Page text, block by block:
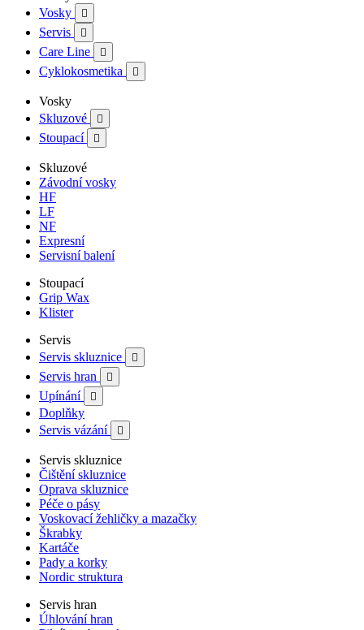
Vosky

Servis 
Care Line 
Cyklokosmetika 
Vosky
Skluzové

Stoupací 
Skluzové
Závodní vosky
HF
LF
NF
Expresní
Servisní balení
Stoupací
Grip Wax
Klister
Servis
Servis skluznice

Servis hran 
Upínání 
Doplňky
Servis vázání

Servis skluznice
Čištění skluznice
Oprava skluznice
Péče o pásy
Voskovací žehličky a mazačky
Škrabky
Kartáče
Pady a korky
Nordic struktura
Servis hran
Úhlování hran